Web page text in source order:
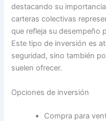
destacando su
carteras colectivas
que refleja su desempeño
Este tipo de inversión es
seguridad, sino también
suelen ofrecer.
Opciones de inversión
Compra para